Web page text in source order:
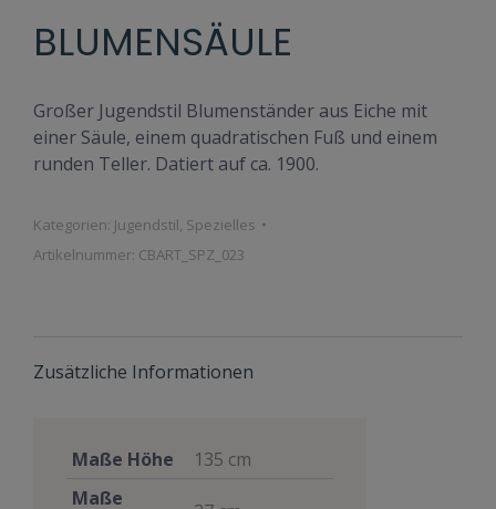
BLUMENSÄULE
Großer Jugendstil Blumenständer aus Eiche mit
einer Säule, einem quadratischen Fuß und einem
runden Teller. Datiert auf ca. 1900.
Kategorien: Jugendstil, Spezielles
Artikelnummer: CBART_SPZ_023
Zusätzliche Informationen
Maße Höhe
135 cm
Maße